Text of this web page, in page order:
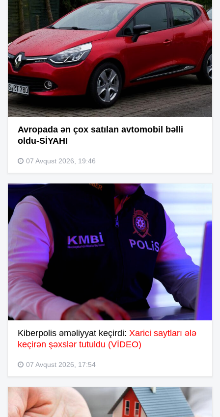
Avropada ən çox satılan avtomobil bəlli
oldu-SİYAHI
07 Avqust 2026, 19:46
Kiberpolis əməliyyat keçirdi: Xarici saytları ələ
keçirən şəxslər tutuldu (VİDEO)
07 Avqust 2026, 17:54